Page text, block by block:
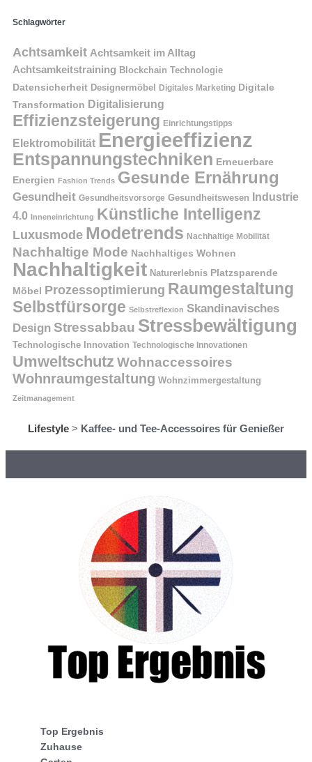
Schlagwörter
Achtsamkeit Achtsamkeit im Alltag
Achtsamkeitstraining Blockchain Technologie
Datensicherheit Designermöbel Digitales Marketing Digitale
Transformation Digitalisierung
Effizienzsteigerung Einrichtungstipps
Elektromobilität Energieeffizienz
Entspannungstechniken Erneuerbare
Energien Fashion Trends Gesunde Ernährung
Gesundheit Gesundheitsvorsorge Gesundheitswesen
Industrie
4.0
Inneneinrichtung Künstliche Intelligenz
Luxusmode Modetrends Nachhaltige Mobilität
Nachhaltige Mode Nachhaltiges Wohnen
Nachhaltigkeit Naturerlebnis Platzsparende
Möbel
Prozessoptimierung Raumgestaltung
Selbstfürsorge Selbstreflexion Skandinavisches
Design Stressabbau Stressbewältigung
Technologische Innovation Technologische Innovationen
Umweltschutz Wohnaccessoires
Wohnraumgestaltung Wohnzimmergestaltung
Zeitmanagement
Lifestyle > Kaffee- und Tee-Accessoires für Genießer
Top Ergebnis
Zuhause